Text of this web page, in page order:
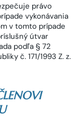
právo
vykonávania
v tomto prípade
útvar
podľa § 72
č. 171/1993 Z. z.